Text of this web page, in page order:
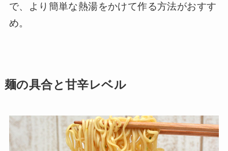
で、より簡単な熱湯をかけて作る方法がおすす
め。
麺の具合と甘辛レベル